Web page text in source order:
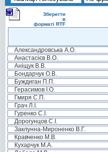
Зберегти
в
форматі RTF
Александровська А.О.
Анастасієв В.О.
Аніщук В.В.
Бондарчук О.В.
Буждиган П.П.
Герасимов І.О.
Гмиря С.П.
Грач Л.І.
Гуренко С.І.
Дорогунцов С.І.
Заклунна-Мироненко В.Г.
Кравченко М.В.
Кухарчук М.А.